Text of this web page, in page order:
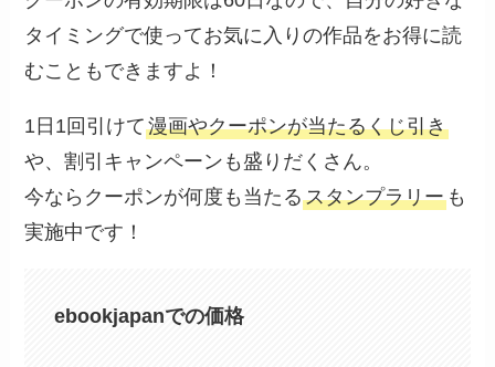
タイミングで使ってお気に入りの作品をお得に読
むこともできますよ！
1日1回引けて漫画やクーポンが当たるくじ引き
や、割引キャンペーンも盛りだくさん。
今ならクーポンが何度も当たるスタンプラリー も
実施中です！
ebookjapanでの価格